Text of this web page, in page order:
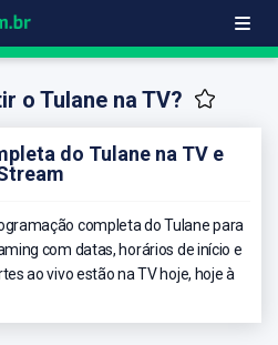
o Tulane na TV?
do Tulane na TV e
completa do Tulane para
com datas, horários de início e
ao vivo estão na TV hoje, hoje à